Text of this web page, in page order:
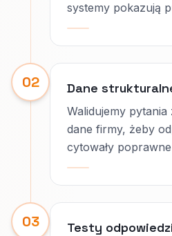
systemy pokazują
02 Dane
Walidujemy pytania
dane firmy, żeby
cytowały
03 Testy